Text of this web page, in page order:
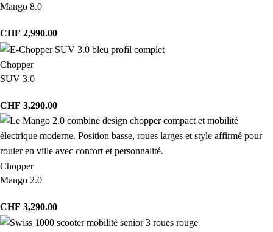
Mango 8.0
CHF 2,990.00
Chopper
SUV 3.0
CHF 3,290.00
Chopper
Mango 2.0
CHF 3,290.00